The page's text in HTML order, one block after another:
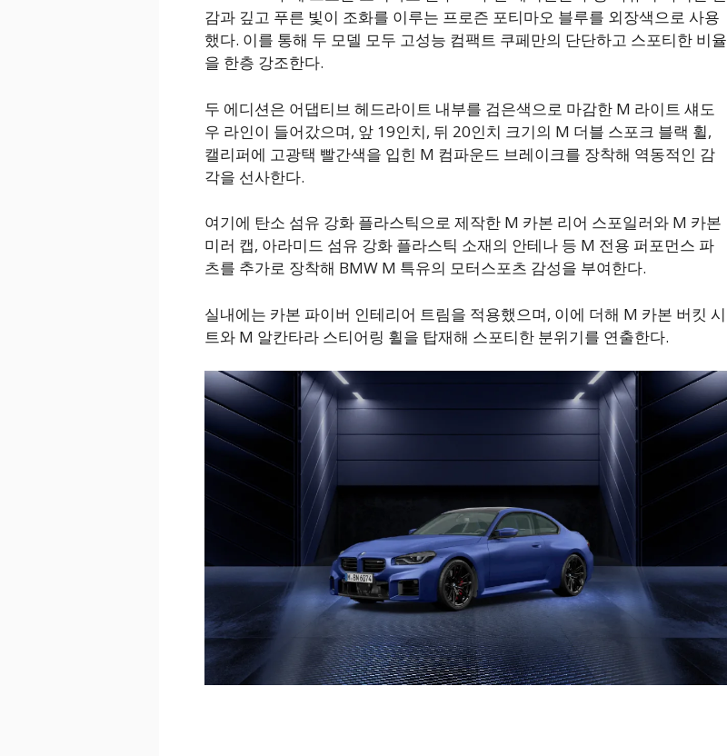
감과 깊고 푸른 빛이 조화를 이루는 프로즌 포티마오 블루를 외장색으로 사용
했다. 이를 통해 두 모델 모두 고성능 컴팩트 쿠페만의 단단하고 스포티한 비율
을 한층 강조한다.
두 에디션은 어댑티브 헤드라이트 내부를 검은색으로 마감한 M 라이트 섀도
우 라인이 들어갔으며, 앞 19인치, 뒤 20인치 크기의 M 더블 스포크 블랙 휠,
캘리퍼에 고광택 빨간색을 입힌 M 컴파운드 브레이크를 장착해 역동적인 감
각을 선사한다.
여기에 탄소 섬유 강화 플라스틱으로 제작한 M 카본 리어 스포일러와 M 카본
미러 캡, 아라미드 섬유 강화 플라스틱 소재의 안테나 등 M 전용 퍼포먼스 파
츠를 추가로 장착해 BMW M 특유의 모터스포츠 감성을 부여한다.
실내에는 카본 파이버 인테리어 트림을 적용했으며, 이에 더해 M 카본 버킷 시
트와 M 알칸타라 스티어링 휠을 탑재해 스포티한 분위기를 연출한다.